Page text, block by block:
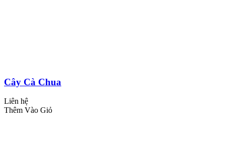
Cây Cà Chua
Liên hệ
Thêm Vào Giỏ